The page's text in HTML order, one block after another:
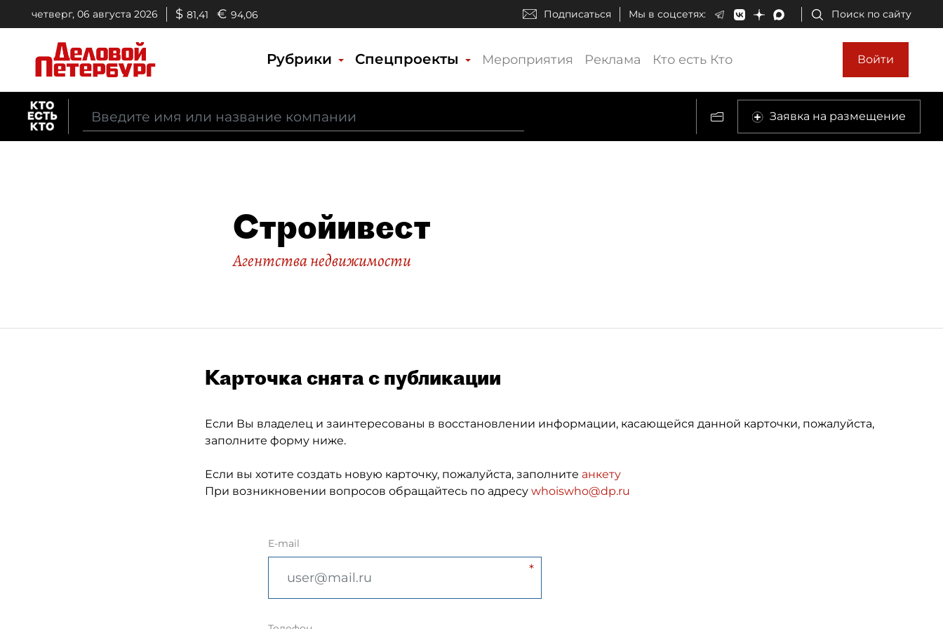
четверг, 06 августа 2026 $ 81,41 € 94,06 Подписаться Мы в соцсетях: Поиск по сайту
Рубрики Спецпроекты Мероприятия Реклама Кто есть Кто Войти
Заявка на размещение
Стройивест
Агентства недвижимости
Карточка снята с публикации
Если Вы владелец и заинтересованы в восстановлении информации, касающейся данной карточки, пожалуйста,
заполните форму ниже.
Если вы хотите создать новую карточку, пожалуйста, заполните анкету
При возникновении вопросов обращайтесь по адресу whoiswho@dp.ru
E-mail